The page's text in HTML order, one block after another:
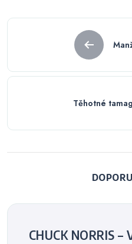
Navigace
pro
příspěvek
Těhotné
CHUCK NORRIS